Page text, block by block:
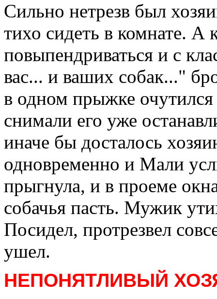
Сильно нетрезв был
тихо сидеть в комнате.
повыпендриваться и с
вас... и ваших собак..."
в одном прыжке
снимали его уже
иначе бы досталось
одновременно и Мали
прыгнула, и в проеме
собачья пасть. Мужик
Посидел, протрезвел
ушел.
НЕПОНЯТЛИВЫЙ